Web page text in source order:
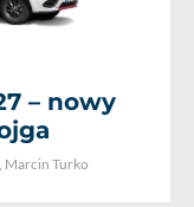
– nowy
Marcin Turko